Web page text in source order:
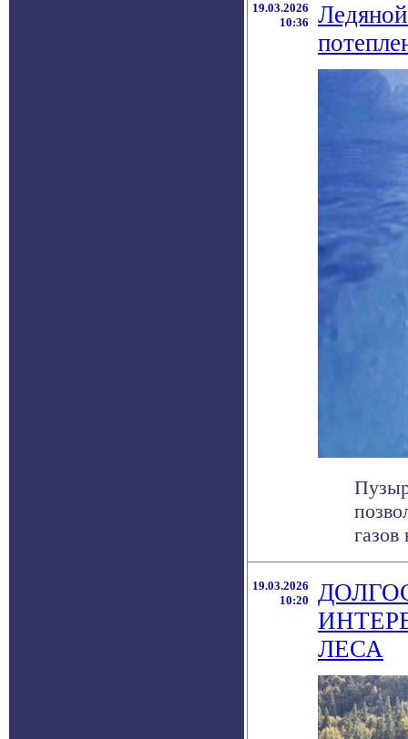
19.03.2026
10:36
19.03.2026
10:20
ЛЕСА